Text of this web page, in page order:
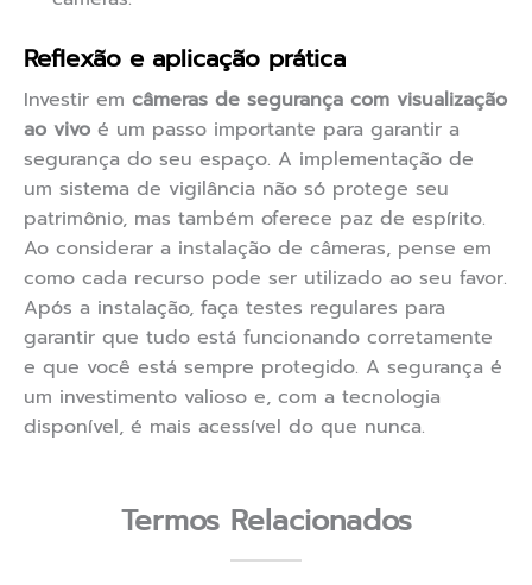
Reflexão e aplicação prática
Investir em câmeras de segurança com visualização
ao vivo é um passo importante para garantir a
segurança do seu espaço. A implementação de
um sistema de vigilância não só protege seu
patrimônio, mas também oferece paz de espírito.
Ao considerar a instalação de câmeras, pense em
como cada recurso pode ser utilizado ao seu favor.
Após a instalação, faça testes regulares para
garantir que tudo está funcionando corretamente
e que você está sempre protegido. A segurança é
um investimento valioso e, com a tecnologia
disponível, é mais acessível do que nunca.
Termos Relacionados